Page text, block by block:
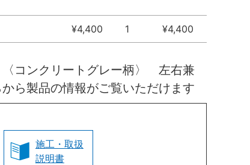
¥4,400 1 ¥4,400
ンクリートグレー柄〉 左右兼
製品の情報がご覧いただけます
施工・取扱
説明書